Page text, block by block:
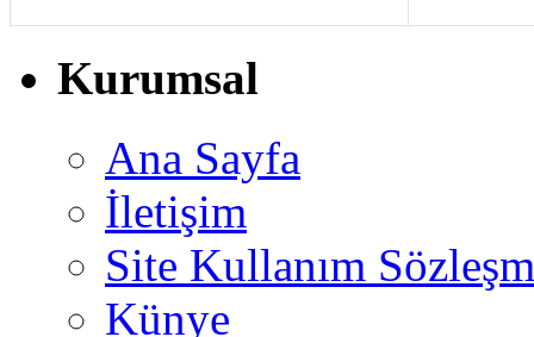
Kurumsal
Ana Sayfa
İletişim
Site Kullanım
Künye